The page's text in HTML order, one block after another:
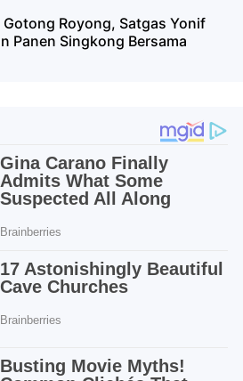
Royong, Satgas Yonif
Panen Singkong Bersama